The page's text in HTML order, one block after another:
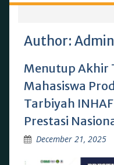
Author:
Menutup Akhir
Mahasiswa
Tarbiyah
Prestasi
December 21, 2025